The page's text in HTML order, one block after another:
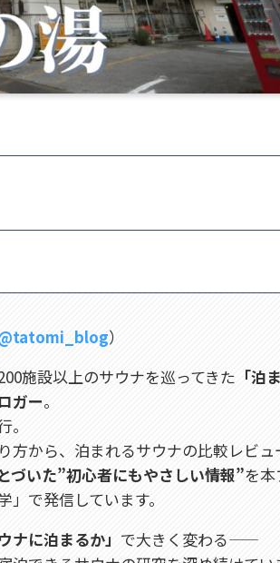
）
施設以上のサウナを巡ってきた 「泊
ガー。
方から、泊まれるサウナの比較レビュ
づいた”初心者にもやさしい情報”を本
」で発信しています。
ナに泊まるか」 で大きく変わる——